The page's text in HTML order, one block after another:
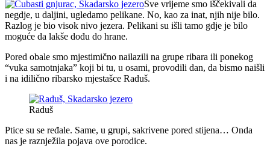
Sve vrijeme smo iščekivali da
negdje, u daljini, ugledamo pelikane. No, kao za inat, njih nije bilo.
Razlog je bio visok nivo jezera. Pelikani su išli tamo gdje je bilo
moguće da lakše dođu do hrane.
Pored obale smo mjestimično nailazili na grupe ribara ili ponekog
“vuka samotnjaka” koji bi tu, u osami, provodili dan, da bismo naišli
i na idilično ribarsko mjestašce Raduš.
Raduš
Ptice su se ređale. Same, u grupi, sakrivene pored stijena… Onda
nas je raznježila pojava ove porodice.